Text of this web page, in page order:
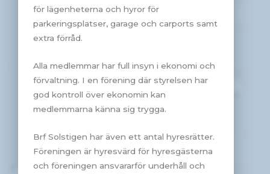
för lägenheterna och hyror för
parkeringsplatser, garage och carports samt
extra förråd.
Alla medlemmar har full insyn i ekonomi och
förvaltning. I en förening där styrelsen har
god kontroll över ekonomin kan
medlemmarna känna sig trygga.
Brf Solstigen har även ett antal hyresrätter.
Föreningen är hyresvärd för hyresgästerna
och föreningen ansvararför underhåll och